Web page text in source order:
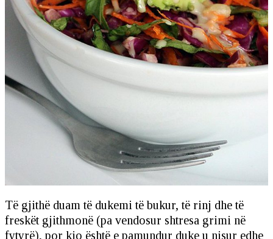
Të gjithë duam të dukemi të bukur, të rinj dhe të
freskët gjithmonë (pa vendosur shtresa grimi në
fytyrë), por kjo është e pamundur duke u nisur edhe